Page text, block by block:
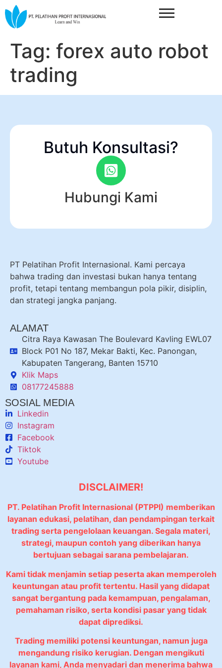
Tag: forex auto robot
trading
Butuh Konsultasi?
Hubungi Kami
PT Pelatihan Profit Internasional. Kami percaya
bahwa trading dan investasi bukan hanya tentang
profit, tetapi tentang membangun pola pikir, disiplin,
dan strategi jangka panjang.
ALAMAT
Citra Raya Kawasan The Boulevard Kavling EWL07
Block P01 No 187, Mekar Bakti, Kec. Panongan,
Kabupaten Tangerang, Banten 15710
Klik Maps
08177245888
SOSIAL MEDIA
Linkedin
Instagram
Facebook
Tiktok
Youtube
DISCLAIMER!
PT. Pelatihan Profit Internasional (PTPPI) memberikan
layanan edukasi, pelatihan, dan pendampingan terkait
trading serta pengelolaan keuangan. Segala materi,
strategi, maupun contoh yang diberikan hanya
bertujuan sebagai sarana pembelajaran.
Kami tidak menjamin setiap peserta akan memperoleh
keuntungan atau profit tertentu. Hasil yang didapat
sangat bergantung pada kemampuan, pengalaman,
pemahaman risiko, serta kondisi pasar yang tidak
dapat diprediksi.
Trading memiliki potensi keuntungan, namun juga
mengandung risiko kerugian. Dengan mengikuti
layanan kami, Anda menyadari dan menerima bahwa